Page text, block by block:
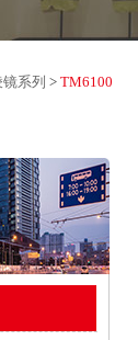
系列 > TM6100